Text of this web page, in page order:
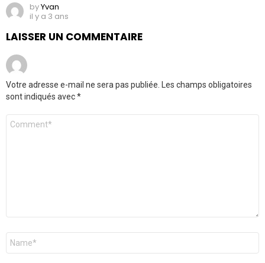
byYvan
il y a 3 ans
LAISSER UN COMMENTAIRE
Votre adresse e-mail ne sera pas publiée.
Les champs obligatoires
sont indiqués avec*
Commentaire
Nom